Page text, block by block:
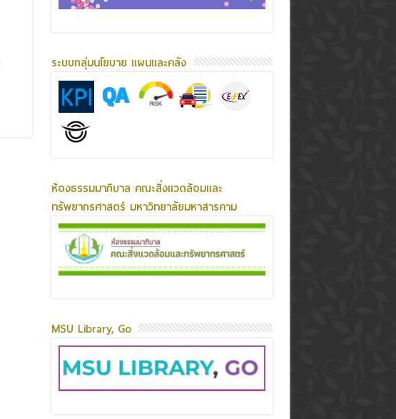
ระบบกลุ่มนโยบาย แผนและคลัง
ห้องธรรมมาภิบาล คณะสิ่งแวดล้อมและ
ทรัพยากรศาสตร์ มหาวิทยาลัยมหาสารคาม
MSU Library, Go